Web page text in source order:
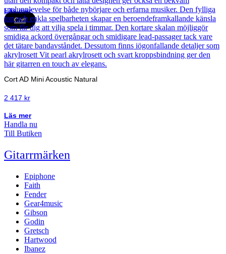
Läs mer
Cort
Cort AD Mini Acoustic Natural
2 417 kr
Läs mer
Handla nu
Till Butiken
Gitarrmärken
Epiphone
Faith
Fender
Gear4music
Gibson
Godin
Gretsch
Hartwood
Ibanez